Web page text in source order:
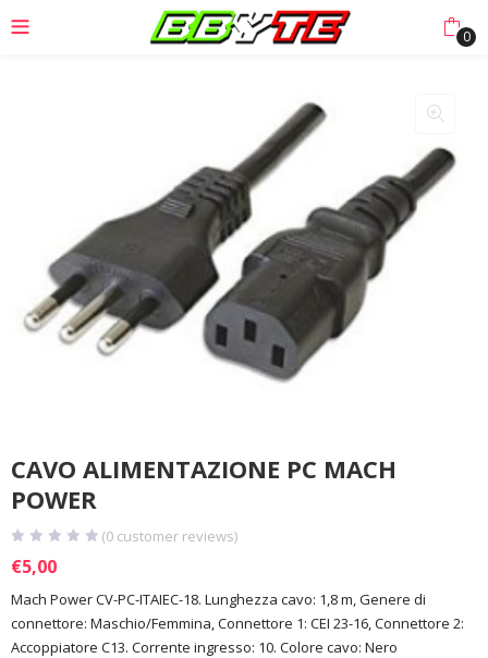
0
CAVO ALIMENTAZIONE PC MACH
POWER
(0 customer reviews)
€5,00
Mach Power CV-PC-ITAIEC-18. Lunghezza cavo: 1,8 m, Genere di
connettore: Maschio/Femmina, Connettore 1: CEI 23-16, Connettore 2:
Accoppiatore C13. Corrente ingresso: 10. Colore cavo: Nero